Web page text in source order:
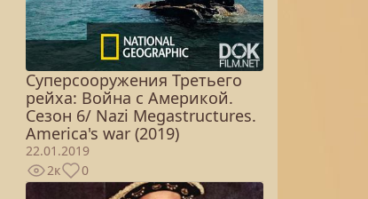
Суперсооружения Третьего
рейха: Война с Америкой.
Сезон 6/ Nazi Megastructures.
America's war (2019)
22.01.2019
2к
0